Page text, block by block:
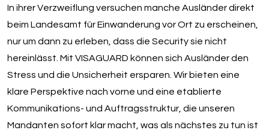
In ihrer Verzweiflung versuchen manche Ausländer direkt
beim Landesamt für Einwanderung vor Ort zu erscheinen,
nur um dann zu erleben, dass die Security sie nicht
hereinlässt. Mit VISAGUARD können sich Ausländer den
Stress und die Unsicherheit ersparen. Wir bieten eine
klare Perspektive nach vorne und eine etablierte
Kommunikations- und Auftragsstruktur, die unseren
Mandanten sofort klar macht, was als nächstes zu tun ist